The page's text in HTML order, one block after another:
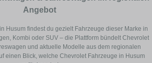
Angebot
Husum findest du gezielt Fahrzeuge dieser Marke in
Kombi oder SUV – die Plattform bündelt Chevrolet
und aktuelle Modelle aus dem regionalen
einen Blick, welche Chevrolet Fahrzeuge in Husum